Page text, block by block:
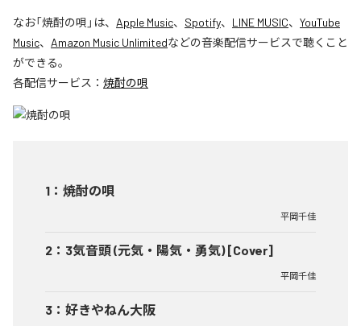
なお「焼酎の唄 」は、 Apple Music、 Spotify、 LINE MUSIC、 YouTube
Music、 Amazon Music Unlimitedなどの音楽配信サービスで聴くこと
ができる。
各配信サービス： 焼酎の唄
1 ： 焼酎の唄
平岡千佳
2 ： 3気音頭 (元気・陽気・勇気) [Cover]
平岡千佳
3 ： 好きやねん大阪